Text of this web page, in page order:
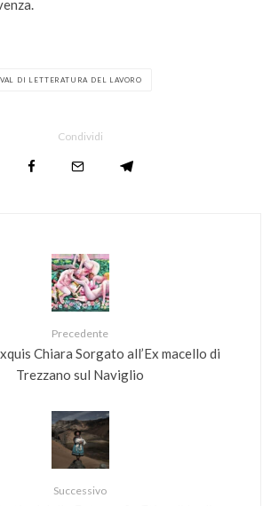
DI LETTERATURA DEL LAVORO
Condividi
Precedente
Chiara Sorgato all’Ex macello di
Trezzano sul Naviglio
Successivo